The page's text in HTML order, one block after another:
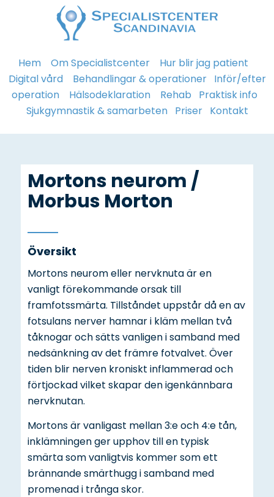
Hem Om Specialistcenter
Hur blir jag patient
Digital vård
Behandlingar & operationer Inför/efter
operation
Hälsodeklaration Rehab
Praktisk info
Sjukgymnastik & samarbeten Priser Kontakt
Mortons neurom /
Morbus Morton
Översikt
Mortons neurom eller nervknuta är en
vanligt förekommande orsak till
framfotssmärta. Tillståndet uppstår då en av
fotsulans nerver hamnar i kläm mellan två
tåknogar och sätts vanligen i samband med
nedsänkning av det främre fotvalvet. Över
tiden blir nerven kroniskt inflammerad och
förtjockad vilket skapar den igenkännbara
nervknutan.
Mortons är vanligast mellan 3:e och 4:e tån,
inklämningen ger upphov till en typisk
smärta som vanligtvis kommer som ett
brännande smärthugg i samband med
promenad i trånga skor.